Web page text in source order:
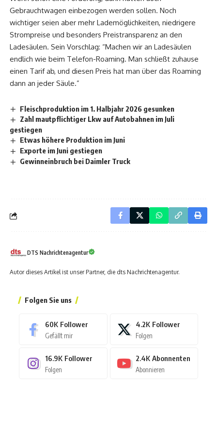
Gebrauchtwagen einbezogen werden sollen. Noch
wichtiger seien aber mehr Lademöglichkeiten, niedrigere
Strompreise und besonders Preistransparenz an den
Ladesäulen. Sein Vorschlag: “Machen wir an Ladesäulen
endlich wie beim Telefon-Roaming. Man schließt zuhause
einen Tarif ab, und diesen Preis hat man über das Roaming
dann an jeder Säule.”
Fleischproduktion im 1. Halbjahr 2026 gesunken
Zahl mautpflichtiger Lkw auf Autobahnen im Juli
gestiegen
Etwas höhere Produktion im Juni
Exporte im Juni gestiegen
Gewinneinbruch bei Daimler Truck
DTS Nachrichtenagentur
Autor dieses Artikel ist unser Partner, die dts Nachrichtenagentur.
Folgen Sie uns
60K Follower
Gefällt mir
4.2K Follower
Folgen
16.9K Follower
Folgen
2.4K Abonnenten
Abonnieren